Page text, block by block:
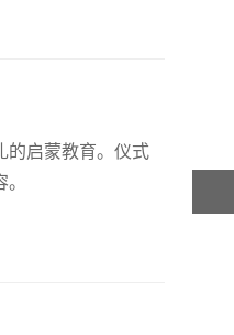
的启蒙教育。仪式